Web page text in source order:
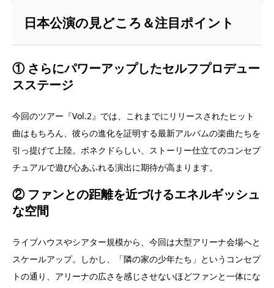
日本公演の見どころ＆注目ポイント
① さらにパワーアップしたセルフプロデュー
スステージ
今回のツアー『Vol.2』では、これまでにリリースされたヒット
曲はもちろん、彼らの進化を証明する最新アルバムの楽曲たちを
引っ提げて上陸。ボネクドらしい、ストーリー仕立てのコンセプ
チュアルで遊び心あふれる演出に期待が高まります。
② ファンとの距離を近づけるエネルギッシュ
な空間
ライブハウスやシアター規模から、今回は大型アリーナ会場へと
スケールアップ。しかし、「隣の家の少年たち」というコンセプ
トの通り、アリーナの広さを感じさせないほどファンと一体にな